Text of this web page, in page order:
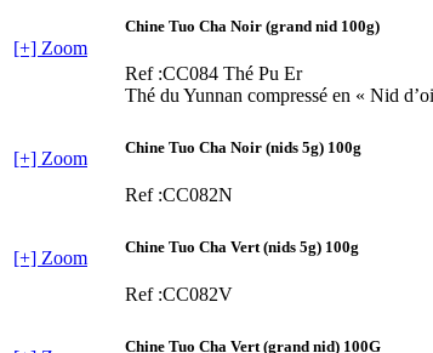
[+] Zoom
Chine Tuo Cha Noir (grand nid 100g)
Ref :CC084 Thé Pu Er
Thé du Yunnan compressé en « Nid
[+] Zoom
Chine Tuo Cha Noir (nids 5g) 100g
Ref :CC082N
[+] Zoom
Chine Tuo Cha Vert (nids 5g) 100g
Ref :CC082V
Chine Tuo Cha Vert (grand nid) 100G